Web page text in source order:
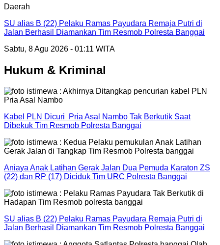
Daerah
SU alias B (22) Pelaku Ramas Payudara Remaja Putri di
Jalan Berhasil Diamankan Tim Resmob Polresta Banggai
Sabtu, 8 Agu 2026 - 01:11 WITA
Hukum & Kriminal
Kabel PLN Dicuri Pria Asal Nambo Tak Berkutik Saat
Dibekuk Tim Resmob Polresta Banggai
Aniaya Anak Latihan Gerak Jalan Dua Pemuda Karaton ZS
(22) dan RP (17) Diciduk Tim URC Polresta Banggai
SU alias B (22) Pelaku Ramas Payudara Remaja Putri di
Jalan Berhasil Diamankan Tim Resmob Polresta Banggai